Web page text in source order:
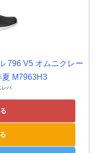
796 V5 オムニクレー
夏 M7963H3
レバ